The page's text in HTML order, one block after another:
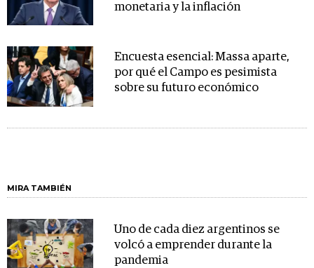
monetaria y la inflación
Encuesta esencial: Massa aparte,
por qué el Campo es pesimista
sobre su futuro económico
MIRA TAMBIÉN
Uno de cada diez argentinos se
volcó a emprender durante la
pandemia